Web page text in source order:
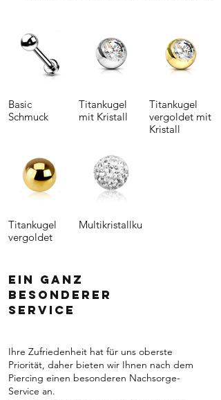
Basic
Schmuck
Titankugel
mit Kristall
Titankugel
vergoldet mit
Kristall
Titankugel
vergoldet
Multikristallkugel
Ein ganz
besonderer
Service
Ihre Zufriedenheit hat für uns oberste
Priorität, daher bieten wir Ihnen nach dem
Piercing einen besonderen Nachsorge-
Service an.